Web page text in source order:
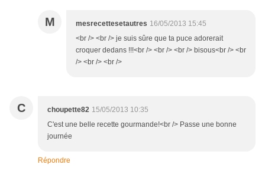
M mesrecettesetautres 16/05/2013 15:45
<br /> <br /> je suis sûre que ta puce adorerait
croquer dedans !!!<br /> <br /> <br /> bisous<br /> <br
/> <br /> <br />
C choupette82 15/05/2013 10:35
C'est une belle recette gourmande!<br /> Passe une bonne
journée
Répondre